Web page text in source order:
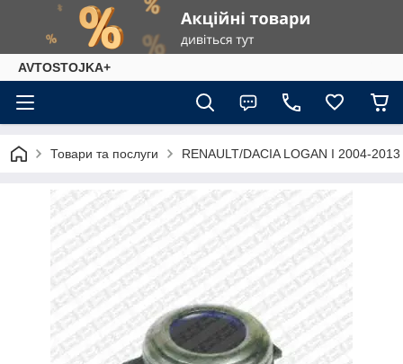
AVTOSTOJKA+
Товари та послуги RENAULT/DACIA LOGAN I 2004-2013